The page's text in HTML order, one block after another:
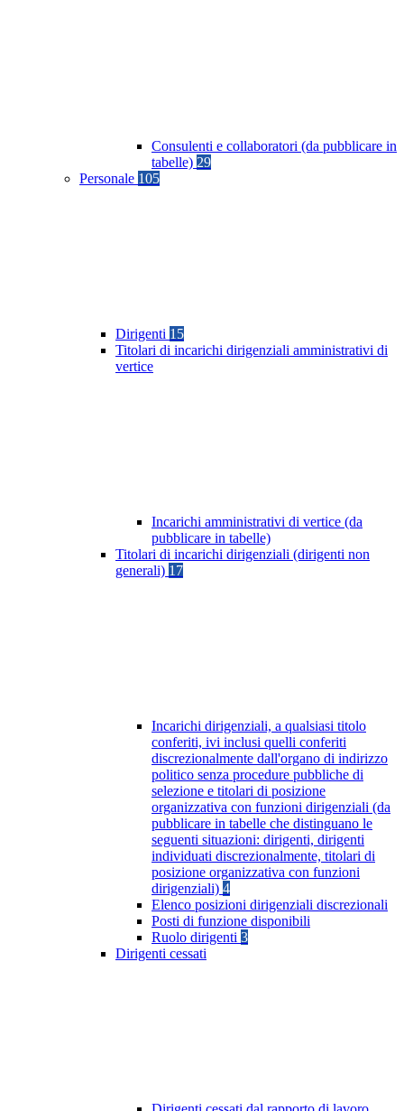
Consulenti e collaboratori (da pubblicare in
tabelle) 29
Personale 105
Dirigenti 15
Titolari di incarichi dirigenziali amministrativi di
vertice
Incarichi amministrativi di vertice (da
pubblicare in tabelle)
Titolari di incarichi dirigenziali (dirigenti non
generali) 17
Incarichi dirigenziali, a qualsiasi titolo
conferiti, ivi inclusi quelli conferiti
discrezionalmente dall'organo di indirizzo
politico senza procedure pubbliche di
selezione e titolari di posizione
organizzativa con funzioni dirigenziali (da
pubblicare in tabelle che distinguano le
seguenti situazioni: dirigenti, dirigenti
individuati discrezionalmente, titolari di
posizione organizzativa con funzioni
dirigenziali) 4
Elenco posizioni dirigenziali discrezionali
Posti di funzione disponibili
Ruolo dirigenti 3
Dirigenti cessati